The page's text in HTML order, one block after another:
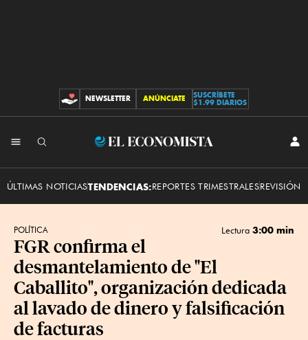
CONTRIBUCIONES
NEWSLETTER ANÚNCIATE
SUSCRÍBETE
$1.99 DIARIOS
El
ÚLTIMAS NOTICIASTENDENCIAS:REPORTES TRIMESTRALESREVISIÓN
POLÍTICA Lectura 3:00 min
FGR confirma el
desmantelamiento de "El
Caballito", organización dedicada
al lavado de dinero y falsificación
de facturas